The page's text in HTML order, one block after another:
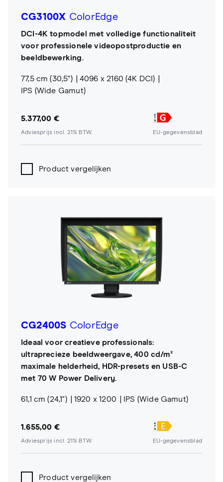
CG3100X ColorEdge
DCI-4K topmodel met volledige functionaliteit
voor professionele videopostproductie en
beeldbewerking.
77,5 cm (30,5")
4096 x 2160 (4K DCI)
IPS (Wide Gamut)
5.377,00 €
Adviesprijs incl. 21% BTW. EU-gegevensblad
Product vergelijken
CG2400S ColorEdge
Ideaal voor creatieve professionals:
ultraprecieze beeldweergave, 400 cd/m²
maximale helderheid, HDR-presets en USB-C
met 70 W Power Delivery.
61,1 cm (24,1") 1920 x 1200 IPS (Wide Gamut)
1.655,00 €
Adviesprijs incl. 21% BTW. EU-gegevensblad
Product vergelijken